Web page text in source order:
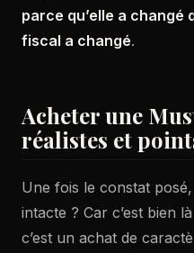
parce qu’elle a changé
fiscal a changé.
Acheter une
réalistes et
Une fois le constat
intacte ? Car c’est bien
c’est un achat de